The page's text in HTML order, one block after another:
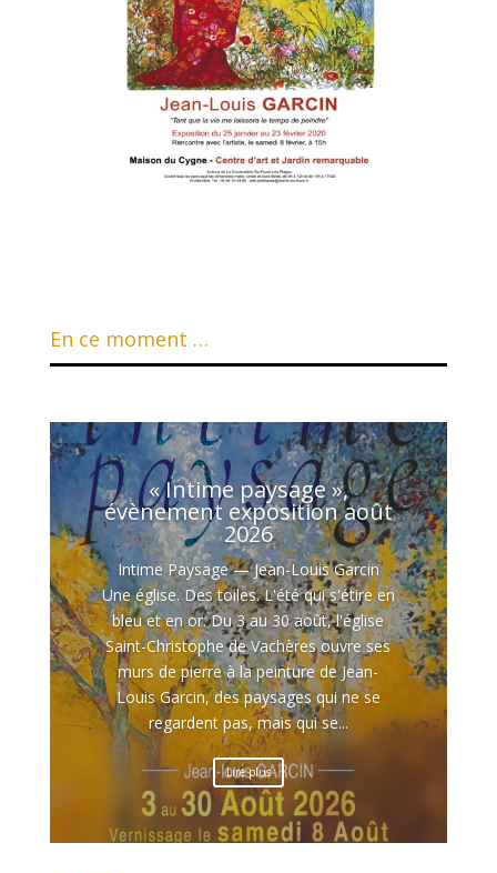
En ce moment …
« Intime paysage »,
évènement exposition août
2026
Intime Paysage — Jean-Louis Garcin
Une église. Des toiles. L'été qui s'étire en
bleu et en or. Du 3 au 30 août, l'église
Saint-Christophe de Vachères ouvre ses
murs de pierre à la peinture de Jean-
Louis Garcin, des paysages qui ne se
regardent pas, mais qui se...
Lire plus